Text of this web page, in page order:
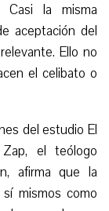
Casi la misma
aceptación del
Ello no
el celibato o
del estudio El
el teólogo
afirma que la
mismos como